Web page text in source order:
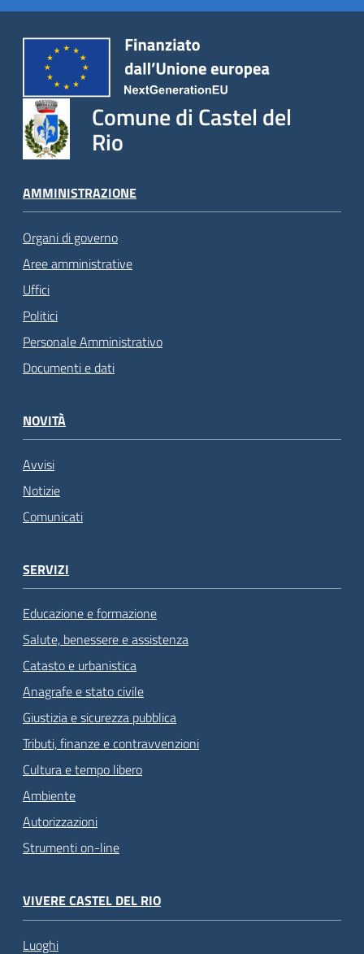
Comune di Castel del
Rio
AMMINISTRAZIONE
Organi di governo
Aree amministrative
Uffici
Politici
Personale Amministrativo
Documenti e dati
NOVITÀ
Avvisi
Notizie
Comunicati
SERVIZI
Educazione e formazione
Salute, benessere e assistenza
Catasto e urbanistica
Anagrafe e stato civile
Giustizia e sicurezza pubblica
Tributi, finanze e contravvenzioni
Cultura e tempo libero
Ambiente
Autorizzazioni
Strumenti on-line
VIVERE CASTEL DEL RIO
Luoghi